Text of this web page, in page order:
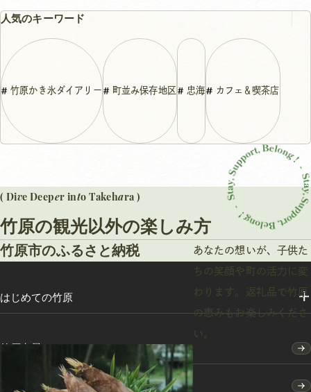
人気のキーワード
竹原かき氷ダイアリー 町並み保存地区 忠海 カフェ＆喫茶店
( Dive Deeper into Takehara )
竹原の観光以外の楽しみ方
竹原市のふるさと納税
あなたの想いが、子供た
ちの笑顔や町の活力に変
わります。返礼品で竹原
の恵みもお楽しみくださ
い。
はじめての竹原
モデルコース